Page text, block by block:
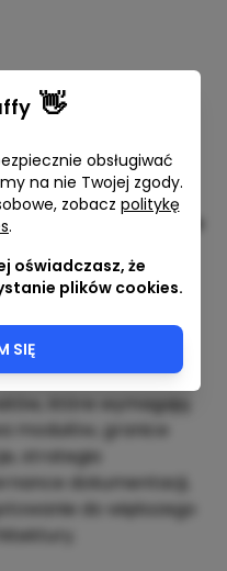
Architecture Deep Dive
Wróbel
które wymagają
modułów, granice
strategia
dokumentacji,
do większego
👋
obsługiwać
na nie Twojej zgody.
zobacz politykę
.
oświadczasz, że
plików cookies.
SIĘ